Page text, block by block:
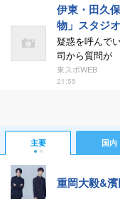
伊東・田久
物」スタジ
疑惑を呼んで
司から質問が
東スポWEB
21:55
主要 国内
重岡大毅&